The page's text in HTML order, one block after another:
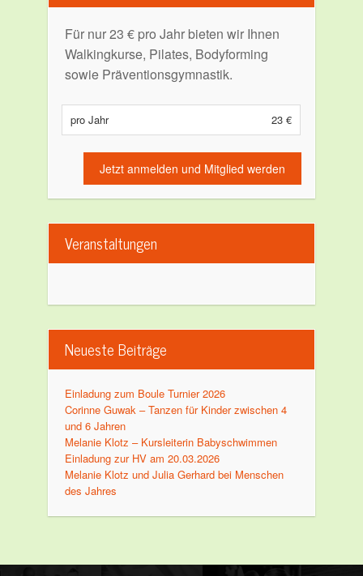
Für nur 23 € pro Jahr bieten wir Ihnen
Walkingkurse, Pilates, Bodyforming
sowie Präventionsgymnastik.
pro Jahr 23 €
Jetzt anmelden und Mitglied werden
Veranstaltungen
Neueste Beiträge
Einladung zum Boule Turnier 2026
Corinne Guwak – Tanzen für Kinder zwischen 4
und 6 Jahren
Melanie Klotz – Kursleiterin Babyschwimmen
Einladung zur HV am 20.03.2026
Melanie Klotz und Julia Gerhard bei Menschen
des Jahres